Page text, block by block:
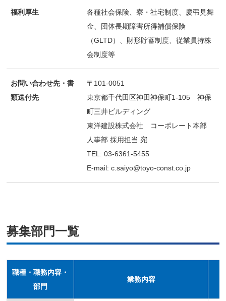
福利厚生
各種社会保険、寮・社宅制度、慶弔見舞
金、団体長期障害所得補償保険
（GLTD）、財形貯蓄制度、従業員持株
会制度等
お問い合わせ先・書
類送付先
〒101-0051
東京都千代田区神田神保町1-105 神保
町三井ビルディング
東洋建設株式会社 コーポレート本部
人事部 採用担当 宛
TEL: 03-6361-5455
E-mail:c.saiyo@toyo-const.co. jp
募集部門一覧
職種・職務内容・
部門
業務内容